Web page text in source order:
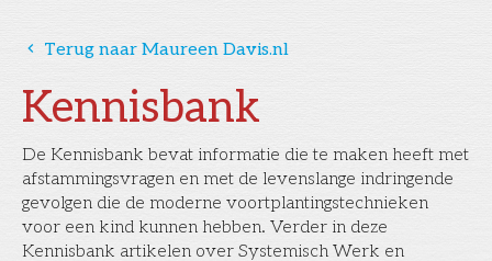
Kennisbank
De Kennisbank bevat informatie die te maken heeft met
afstammingsvragen en met de levenslange indringende
gevolgen die de moderne voortplantingstechnieken
voor een kind kunnen hebben. Verder in deze
Kennisbank artikelen over Systemisch Werk en
󰅁 Terug naar Maureen Davis.nl